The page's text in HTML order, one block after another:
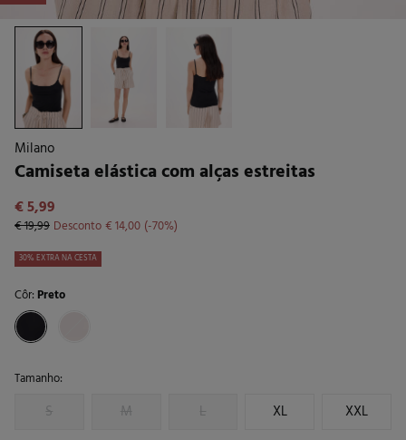
Milano
Camiseta elástica com alças estreitas
€ 5,99
€ 19,99 Desconto€ 14,00 70
30% EXTRA NA CESTA
Côr: Preto
Tamanho:
S M L XL XXL